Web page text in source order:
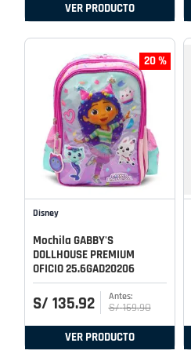
VER PRODUCTO
20 %
Disney
Mochila GABBY'S
DOLLHOUSE PREMIUM
OFICIO 25.6GAD20206
S/ 135.92 S/ 169.90
VER PRODUCTO